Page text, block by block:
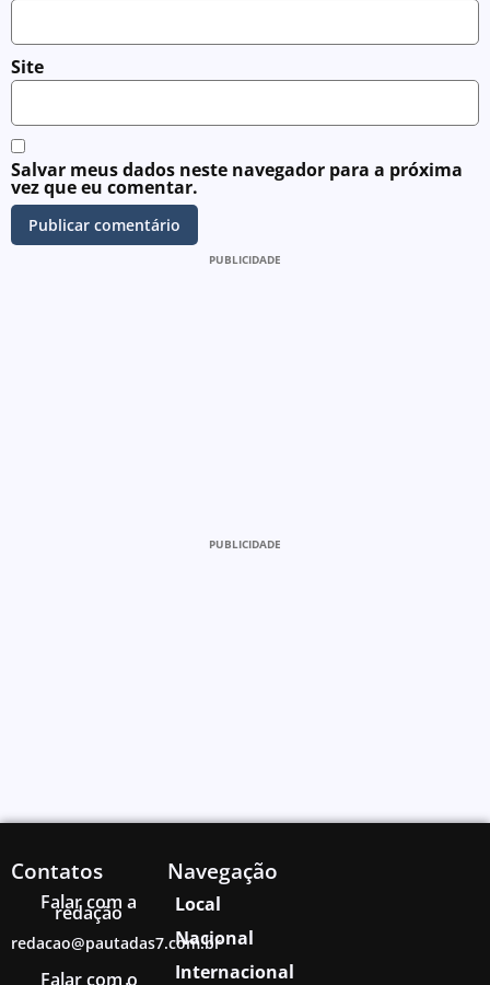
Site
Salvar meus dados neste navegador para a próxima
vez que eu comentar.
PUBLICIDADE
PUBLICIDADE
Contatos
Falar com a
redação
redacao@pautadas7.com.br
Falar com o
Navegação
Local
Nacional
Internacional